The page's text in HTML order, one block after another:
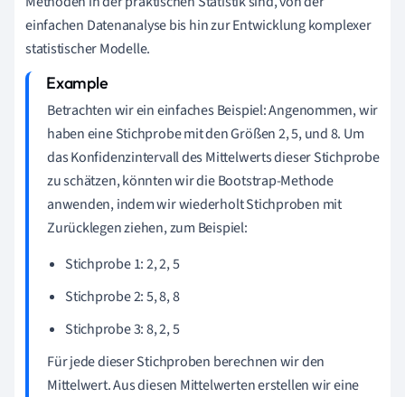
einfachen Datenanalyse bis hin zur Entwicklung komplexer
statistischer Modelle.
Betrachten wir ein einfaches Beispiel: Angenommen, wir
haben eine Stichprobe mit den Größen 2, 5, und 8. Um
das Konfidenzintervall des Mittelwerts dieser Stichprobe
zu schätzen, könnten wir die Bootstrap-Methode
anwenden, indem wir wiederholt Stichproben mit
Zurücklegen ziehen, zum Beispiel:
Stichprobe 1: 2, 2, 5
Stichprobe 2: 5, 8, 8
Stichprobe 3: 8, 2, 5
Für jede dieser Stichproben berechnen wir den
Mittelwert. Aus diesen Mittelwerten erstellen wir eine